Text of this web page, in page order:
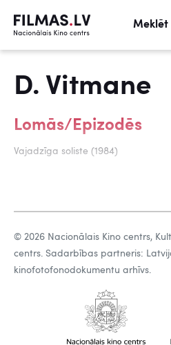
Meklēt
D. Vitmane
Lomās/Epizodēs
Vajadzīga soliste (1984)
© 2026 Nacionālais Kino centrs,
centrs. Sadarbības partneris:
kinofotofonodokumentu arhīvs.